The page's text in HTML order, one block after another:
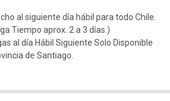
al siguiente día hábil para todo Chile.
Tiempo aprox. 2 a 3 días.)
al día Hábil Siguiente Solo Disponible
de Santiago.